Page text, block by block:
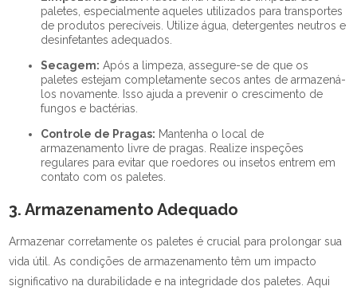
paletes, especialmente aqueles utilizados para transportes
de produtos perecíveis. Utilize água, detergentes neutros e
desinfetantes adequados.
Secagem: Após a limpeza, assegure-se de que os
paletes estejam completamente secos antes de armazená-
los novamente. Isso ajuda a prevenir o crescimento de
fungos e bactérias.
Controle de Pragas: Mantenha o local de
armazenamento livre de pragas. Realize inspeções
regulares para evitar que roedores ou insetos entrem em
contato com os paletes.
3. Armazenamento Adequado
Armazenar corretamente os paletes é crucial para prolongar sua
vida útil. As condições de armazenamento têm um impacto
significativo na durabilidade e na integridade dos paletes. Aqui